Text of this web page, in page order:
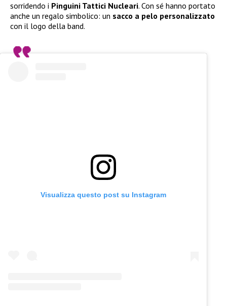
sorridendo i Pinguini Tattici Nucleari. Con sé hanno portato
anche un regalo simbolico: un sacco a pelo personalizzato
con il logo della band.
Visualizza questo post su Instagram